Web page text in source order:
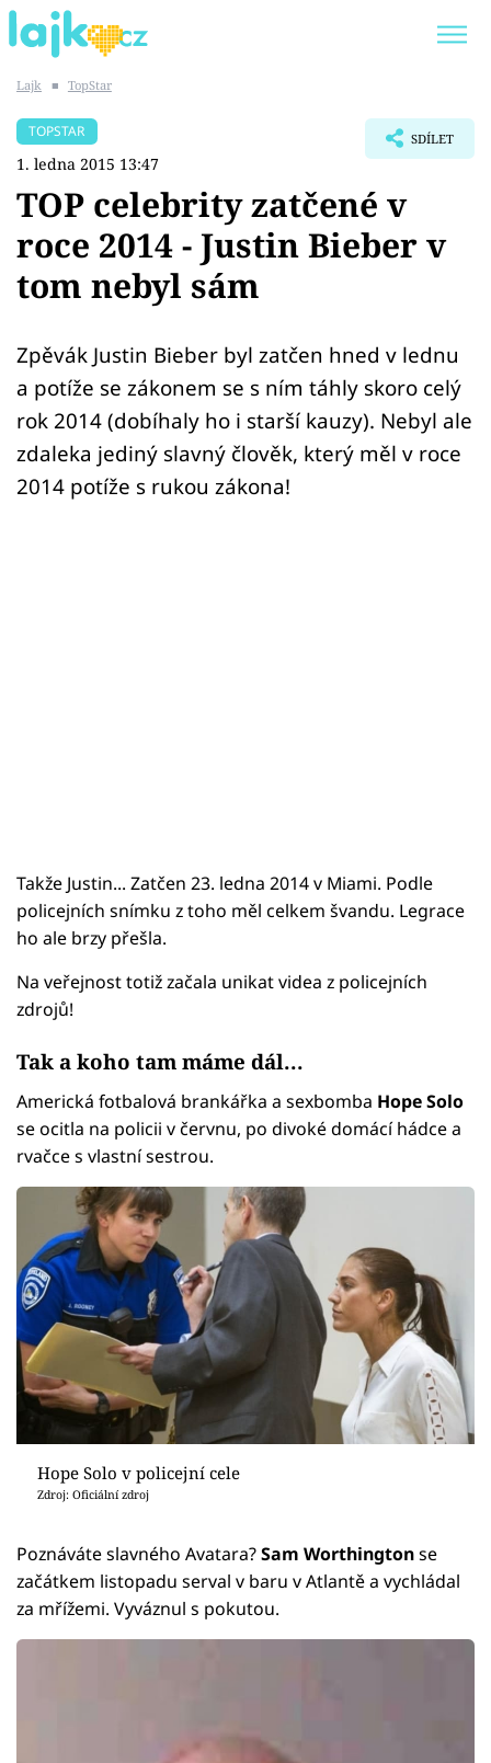
SHOPAHOLICADEL
Témata
Youtubeři
Virály
Sex a vztahy
Lajk ■ TopStar
TOPSTAR
1. ledna 2015 13:47
SDÍLET
TOP celebrity zatčené v
roce 2014 - Justin Bieber v
tom nebyl sám
Zpěvák Justin Bieber byl zatčen hned v lednu
a potíže se zákonem se s ním táhly skoro celý
rok 2014 (dobíhaly ho i starší kauzy). Nebyl ale
zdaleka jediný slavný člověk, který měl v roce
2014 potíže s rukou zákona!
Takže Justin... Zatčen 23. ledna 2014 v Miami. Podle
policejních snímku z toho měl celkem švandu. Legrace
ho ale brzy přešla.
Na veřejnost totiž začala unikat videa z policejních
zdrojů!
Tak a koho tam máme dál...
Americká fotbalová brankářka a sexbomba Hope Solo
se ocitla na policii v červnu, po divoké domácí hádce a
rvačce s vlastní sestrou.
Hope Solo v policejní cele
Zdroj: Oficiální zdroj
Poznáváte slavného Avatara?Sam Worthingtonse
začátkem listopadu serval v baru v Atlantě a vychládal
za mřížemi. Vyváznul s pokutou.